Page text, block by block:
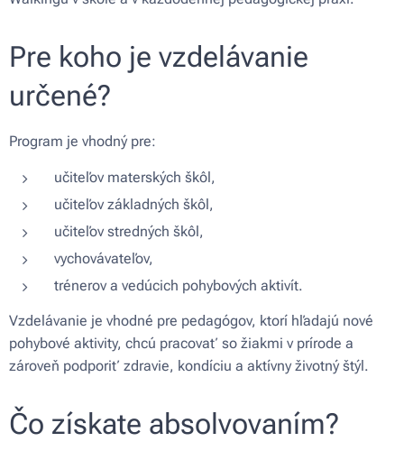
Pre koho je vzdelávanie
určené?
Program je vhodný pre:
učiteľov materských škôl,
učiteľov základných škôl,
učiteľov stredných škôl,
vychovávateľov,
trénerov a vedúcich pohybových aktivít.
Vzdelávanie je vhodné pre pedagógov, ktorí hľadajú nové
pohybové aktivity, chcú pracovať so žiakmi v prírode a
zároveň podporiť zdravie, kondíciu a aktívny životný štýl.
Čo získate absolvovaním?